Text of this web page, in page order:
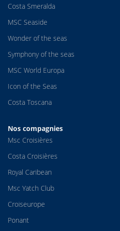
Costa Smeralda
MSC Seaside
Wonder of the seas
Symphony of the seas
MSC World Europa
Icon of the Seas
Costa Toscana
Nos compagnies
Msc Croisières
Costa Croisières
Royal Caribean
Msc Yatch Club
Croiseurope
Ponant